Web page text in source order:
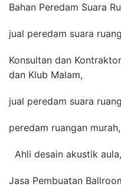
Bahan Peredam Suara
jual peredam suara
Konsultan dan
dan Klub Malam,
jual peredam suara
peredam ruangan murah,
Ahli desain akustik aula,
Jasa Pembuatan